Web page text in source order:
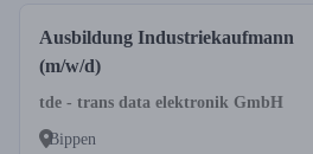
Ausbildung Industriekaufmann
(m/w/d)
tde - trans data elektronik GmbH
Bippen